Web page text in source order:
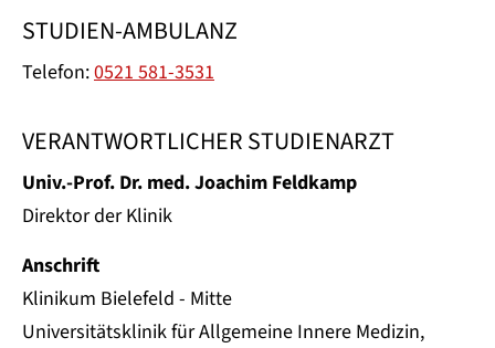
STUDIEN-AMBULANZ
Telefon:0521 581-3531
VERANTWORTLICHER STUDIENARZT
Univ.-Prof. Dr. med. Joachim Feldkamp
Direktor der Klinik
Anschrift
Klinikum Bielefeld - Mitte
Universitätsklinik für Allgemeine Innere Medizin,